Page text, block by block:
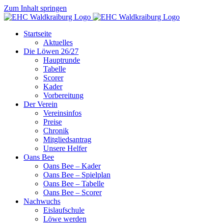
Zum Inhalt springen
Startseite
Aktuelles
Die Löwen 26/27
Hauptrunde
Tabelle
Scorer
Kader
Vorbereitung
Der Verein
Vereinsinfos
Preise
Chronik
Mitgliedsantrag
Unsere Helfer
Oans Bee
Oans Bee – Kader
Oans Bee – Spielplan
Oans Bee – Tabelle
Oans Bee – Scorer
Nachwuchs
Eislaufschule
Löwe werden